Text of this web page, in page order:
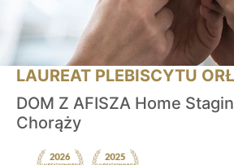
LAUREAT PLEBISCYTU
DOM Z AFISZA Home
Chorąży